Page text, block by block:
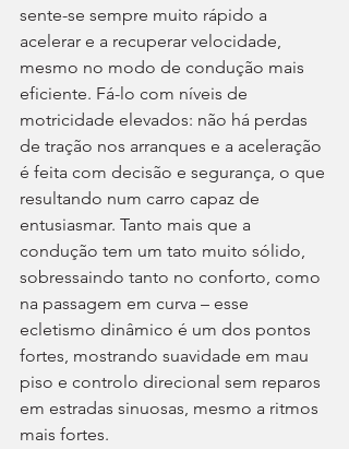
sente-se sempre muito rápido a
acelerar e a recuperar velocidade,
mesmo no modo de condução mais
eficiente. Fá-lo com níveis de
motricidade elevados: não há perdas
de tração nos arranques e a aceleração
é feita com decisão e segurança, o que
resultando num carro capaz de
entusiasmar. Tanto mais que a
condução tem um tato muito sólido,
sobressaindo tanto no conforto, como
na passagem em curva – esse
ecletismo dinâmico é um dos pontos
fortes, mostrando suavidade em mau
piso e controlo direcional sem reparos
em estradas sinuosas, mesmo a ritmos
mais fortes.